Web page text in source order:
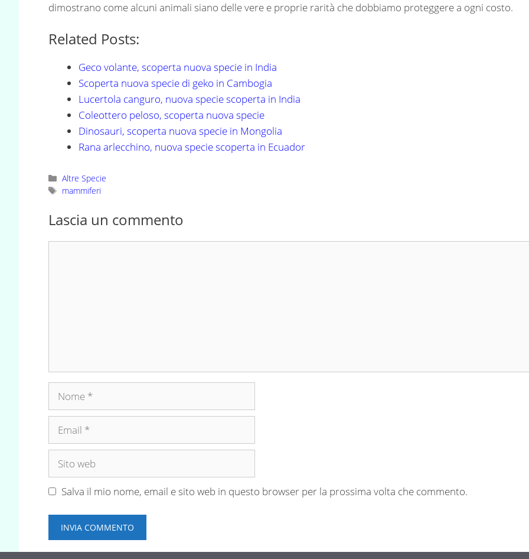
dimostrano come alcuni animali siano delle vere e proprie rarità che dobbiamo proteggere a ogni costo.
Related Posts:
Geco volante, scoperta nuova specie in India
Scoperta nuova specie di geko in Cambogia
Lucertola canguro, nuova specie scoperta in India
Coleottero peloso, scoperta nuova specie
Dinosauri, scoperta nuova specie in Mongolia
Rana arlecchino, nuova specie scoperta in Ecuador
Categorie
Altre Specie
Tag
mammiferi
Lascia un commento
Nome
Email
Sito
Salva il mio nome, email e sito web in questo browser per la prossima volta che commento.